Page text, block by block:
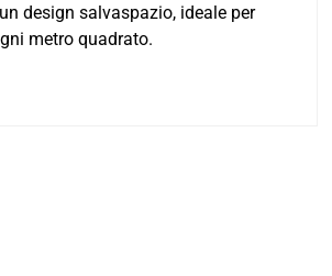
design salvaspazio, ideale per
metro quadrato.